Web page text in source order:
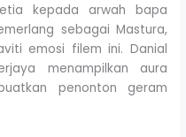
kepada arwah bapa
sebagai Mastura,
emosi filem ini. Danial
menampilkan aura
penonton geram